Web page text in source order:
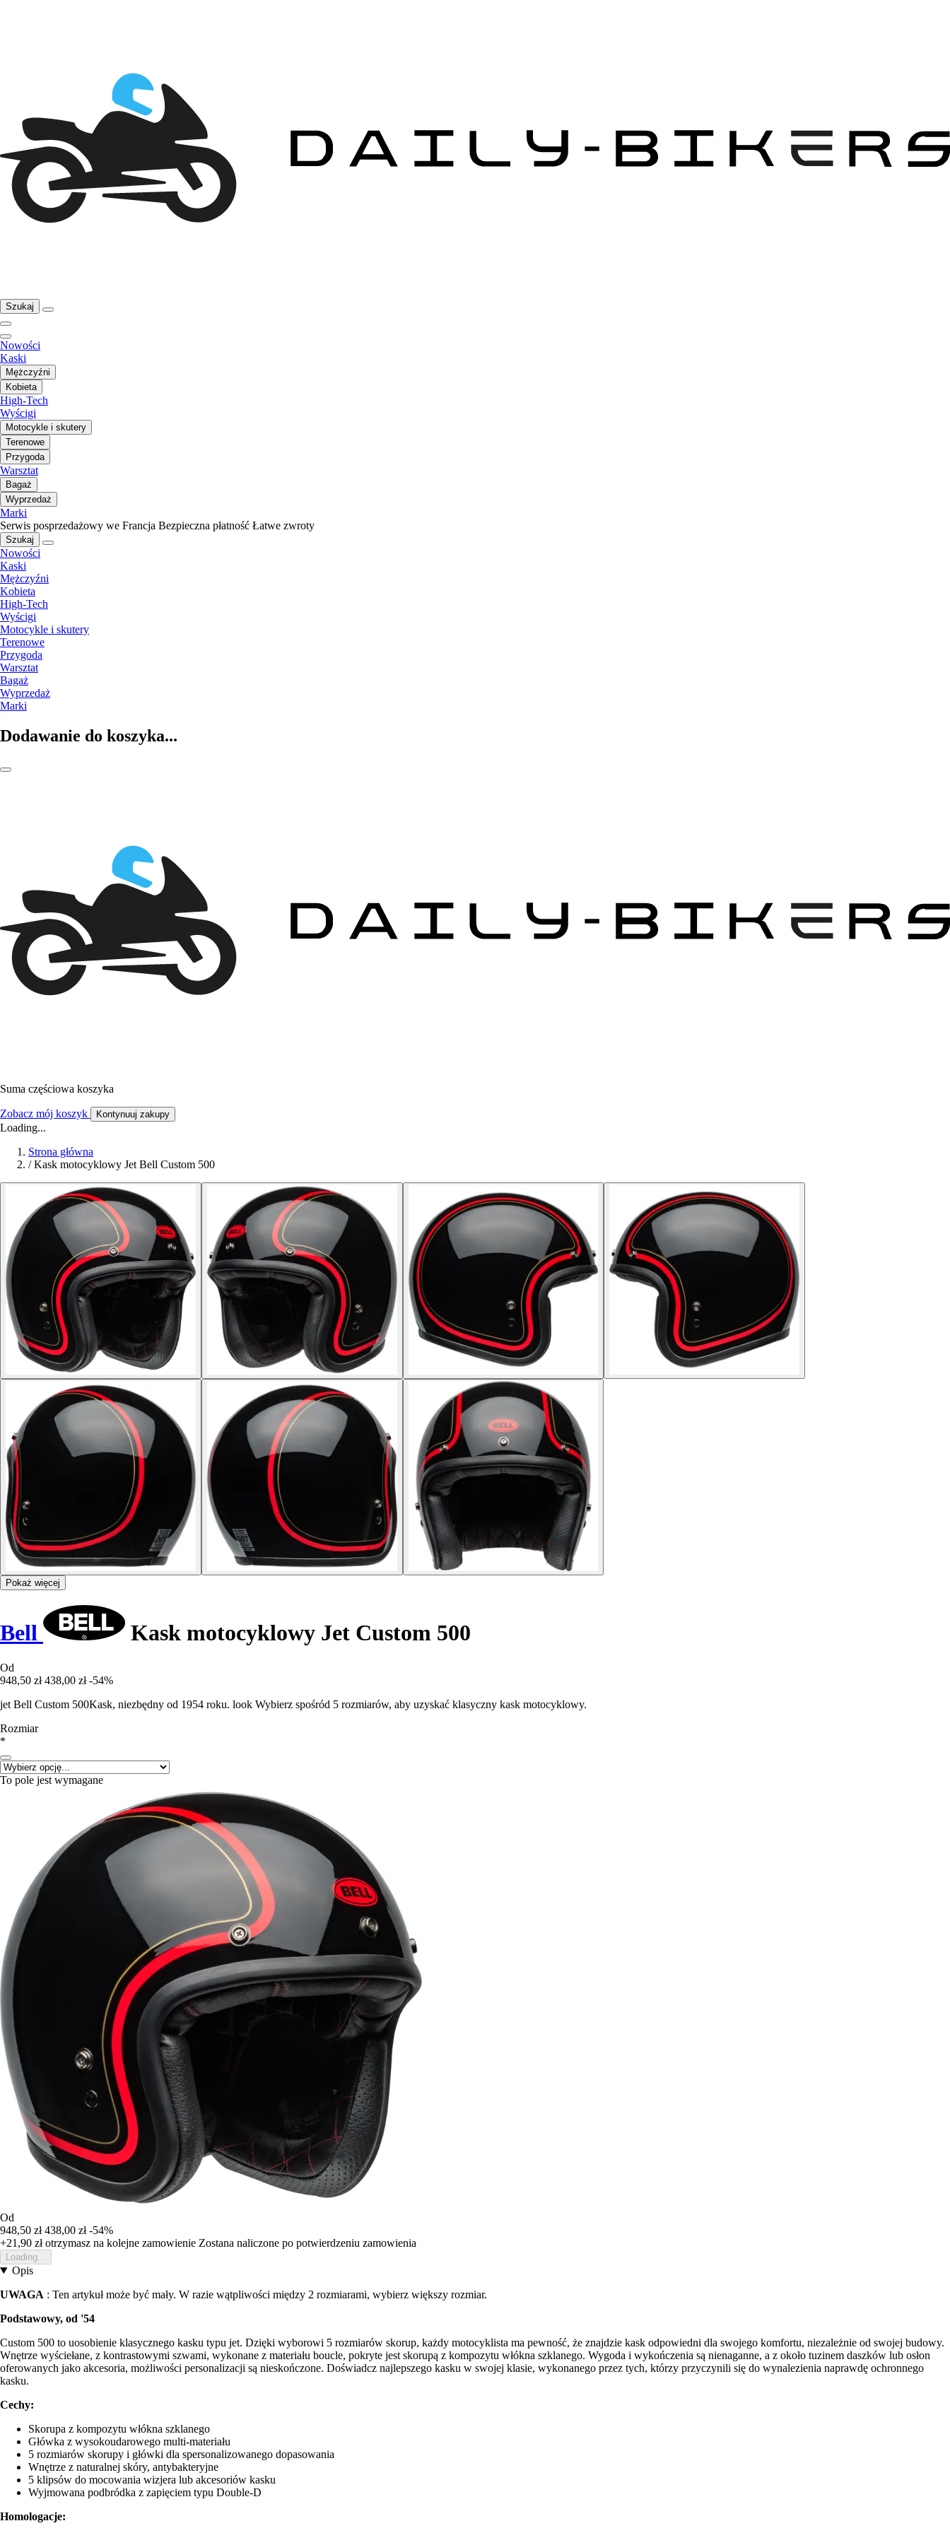
Szukaj
Nowości
Kaski
Mężczyźni
Kobieta
High-Tech
Wyścigi
Motocykle i skutery
Terenowe
Przygoda
Warsztat
Bagaż
Wyprzedaż
Marki
Serwis posprzedażowy we Francja Bezpieczna płatność Łatwe zwroty
Szukaj
Nowości
Kaski
Mężczyźni
Kobieta
High-Tech
Wyścigi
Motocykle i skutery
Terenowe
Przygoda
Warsztat
Bagaż
Wyprzedaż
Marki
Dodawanie do koszyka...
Suma częściowa koszyka
Zobacz mój koszyk Kontynuuj zakupy
Loading...
Strona główna
/ Kask motocyklowy Jet Bell Custom 500
Pokaż więcej
Bell Kask motocyklowy Jet Custom 500
Od
948,50 zł 438,00 zł -54%
jet Bell Custom 500Kask, niezbędny od 1954 roku. look Wybierz spośród 5 rozmiarów, aby uzyskać klasyczny kask motocyklowy.
Rozmiar
*
To pole jest wymagane
Od
948,50 zł 438,00 zł -54%
+21,90 złotrzymasz na kolejne zamowienie Zostana naliczone po potwierdzeniu zamowienia
Loading...
Opis
UWAGA : Ten artykuł może być mały. W razie wątpliwości między 2 rozmiarami, wybierz większy rozmiar.
Podstawowy, od '54
Custom 500 to uosobienie klasycznego kasku typu jet. Dzięki wyborowi 5 rozmiarów skorup, każdy motocyklista ma pewność, że znajdzie kask odpowiedni dla swojego komfortu, niezależnie od swojej budowy.
Wnętrze wyściełane, z kontrastowymi szwami, wykonane z materiału boucle, pokryte jest skorupą z kompozytu włókna szklanego. Wygoda i wykończenia są nienaganne, a z około tuzinem daszków lub osłon
oferowanych jako akcesoria, możliwości personalizacji są nieskończone. Doświadcz najlepszego kasku w swojej klasie, wykonanego przez tych, którzy przyczynili się do wynalezienia naprawdę ochronnego
kasku.
Cechy:
Skorupa z kompozytu włókna szklanego
Główka z wysokoudarowego multi-materiału
5 rozmiarów skorupy i główki dla spersonalizowanego dopasowania
Wnętrze z naturalnej skóry, antybakteryjne
5 klipsów do mocowania wizjera lub akcesoriów kasku
Wyjmowana podbródka z zapięciem typu Double-D
Homologacje: